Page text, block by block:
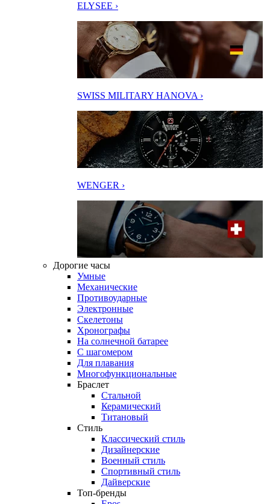
ELYSEE ›
SWISS MILITARY HANOVA ›
WENGER ›
Дорогие часы
Умные
Механические
Противоударные
Электронные
Скелетоны
Хронографы
На солнечной батарее
С шагомером
Для плавания
Многофункциональные
Браслет
Стальной
Керамический
Титановый
Стиль
Классический стиль
Дизайнерские
Военный стиль
Спортивный стиль
Дайверские
Топ-бренды